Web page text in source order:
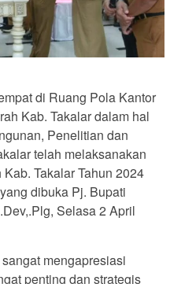
di Ruang Pola Kantor
Kab. Takalar dalam hal
Penelitian dan
telah melaksanakan
Takalar Tahun 2024
dibuka Pj. Bupati
Selasa 2 April
mengapresiasi
penting dan strategis